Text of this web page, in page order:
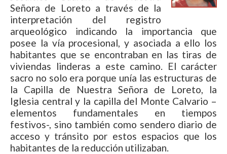
Señora de Loreto a través de la
interpretación del registro
arqueológico indicando la importancia que
posee la vía procesional, y asociada a ello los
habitantes que se encontraban en las tiras de
viviendas linderas a este camino. El carácter
sacro no solo era porque unía las estructuras de
la Capilla de Nuestra Señora de Loreto, la
Iglesia central y la capilla del Monte Calvario –
elementos fundamentales en tiempos
festivos-, sino también como sendero diario de
acceso y tránsito por estos espacios que los
habitantes de la reducción utilizaban.